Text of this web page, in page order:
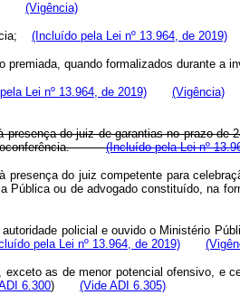
(Vigência)
(Incluído pela Lei nº 13.964, de 2019)
premiada, quando formalizados durante a
Lei nº 13.964, de 2019) (Vigência)
do juiz de garantias no prazo
(Incluído pela Lei nº
do juiz competente para
Pública ou de advogado constituído,
policial e ouvido o Ministério
pela Lei nº 13.964, de 2019)
as de menor potencial ofensivo, e
6.300) (Vide ADI 6.305)